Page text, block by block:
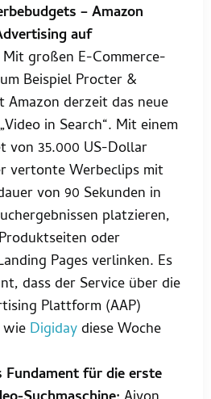
– Amazon
auf
Mit großen E-Commerce-
Beispiel Procter &
Amazon derzeit das neue
in Search“. Mit einem
von 35.000 US-Dollar
vertonte Werbeclips mit
von 90 Sekunden in
platzieren,
oder
Pages verlinken. Es
dass der Service über die
Plattform (AAP)
Digidaydiese Woche
Fundament für die erste